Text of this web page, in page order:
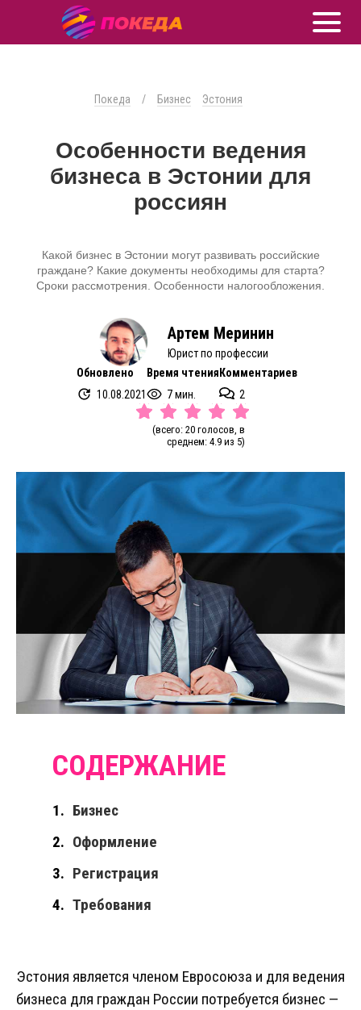
Покеда / Бизнес Эстония
Особенности ведения
бизнеса в Эстонии для
россиян
Какой бизнес в Эстонии могут развивать российские
граждане? Какие документы необходимы для старта?
Сроки рассмотрения. Особенности налогообложения.
Артем Меринин
Юрист по профессии
Обновлено
10.08.2021
Время чтения
7 мин.
Комментариев
2
(всего: 20 голосов, в
среднем: 4.9 из 5)
Бизнес
Оформление
Регистрация
Требования
Эстония является членом Евросоюза и для ведения
бизнеса для граждан России потребуется бизнес —